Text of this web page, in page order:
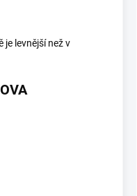
je levnější než v